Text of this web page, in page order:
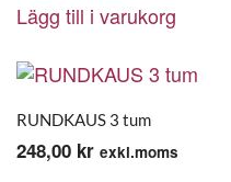
Lägg till i varukorg
RUNDKAUS 3 tum
248,00 kr exkl.moms